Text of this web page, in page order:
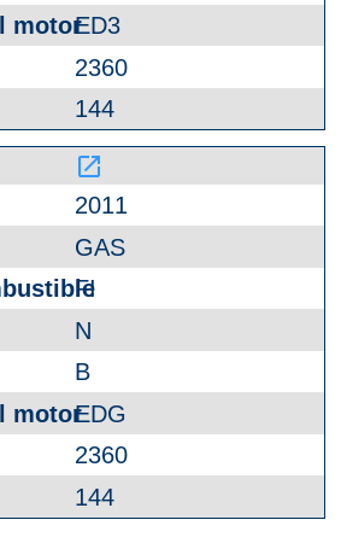
ED3
2360
144
launch
2011
GAS
FI
N
B
EDG
2360
144